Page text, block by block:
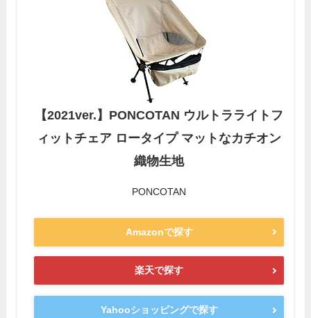
【2021ver.】PONCOTAN ウルトラライトフ
ィットチェア ロータイプ マットなカチオン
織物生地
PONCOTAN
Amazonで探す
楽天で探す
Yahooショッピングで探す